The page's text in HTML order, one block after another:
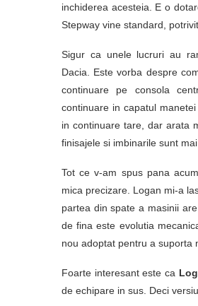
inchiderea acesteia. E o
Stepway vine standard,
Sigur ca unele lucruri au
Dacia. Este vorba despre
continuare pe consola
continuare in capatul
in continuare tare, dar arata
finisajele si imbinarile sunt
Tot ce v-am spus pana
mica precizare. Logan mi-a
partea din spate a masinii
de fina este evolutia
nou adoptat pentru a suporta
Foarte interesant este ca
de echipare in sus. Deci